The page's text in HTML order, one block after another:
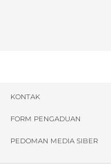
KONTAK
FORM PENGADUAN
PEDOMAN MEDIA SIBER